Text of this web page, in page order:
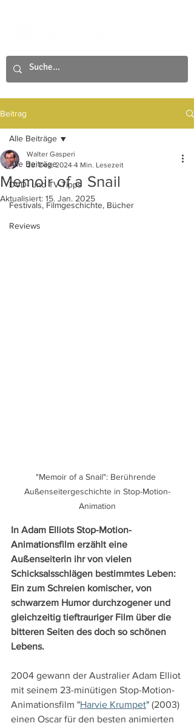
Beitrag
Alle Beiträge
DVD- und TV-Tipps
Festivals, Filmgeschichte, Bücher
Reviews
Alle Beiträge
Memoir of a Snail
Walter Gasperi
28. Dez. 2024 4 Min. Lesezeit
Aktualisiert: 15. Jan. 2025
"Memoir of a Snail": Berührende
Außenseitergeschichte in Stop-Motion-
Animation
In Adam Elliots Stop-Motion-
Animationsfilm erzählt eine
Außenseiterin ihr von vielen
Schicksalsschlägen bestimmtes Leben:
Ein zum Schreien komischer, von
schwarzem Humor durchzogener und
gleichzeitig tieftrauriger Film über die
bitteren Seiten des doch so schönen
Lebens.
2004 gewann der Australier Adam Elliot
mit seinem 23-minütigen Stop-Motion-
Animationsfilm "Harvie Krumpet" (2003)
einen Oscar für den besten animierten